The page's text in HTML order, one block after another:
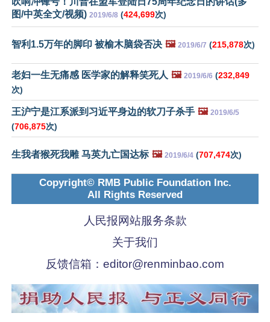
图/中英全文/视频) 2019/6/8 (424,699次)
智利1.5万年的脚印 被榆木脑袋否决 🖼️ 2019/6/7 (215,878次)
老妇一生无痛感 医学家的解释笑死人 🖼️ 2019/6/6 (232,849
次)
王沪宁是江系派到习近平身边的软刀子杀手 🖼️ 2019/6/5
(706,875次)
生我者猴死我雕 马英九亡国达标 🖼️ 2019/6/4 (707,474次)
Copyright© RMB Public Foundation Inc.
All Rights Reserved
人民报网站服务条款
关于我们
反馈信箱： editor@renminbao.com